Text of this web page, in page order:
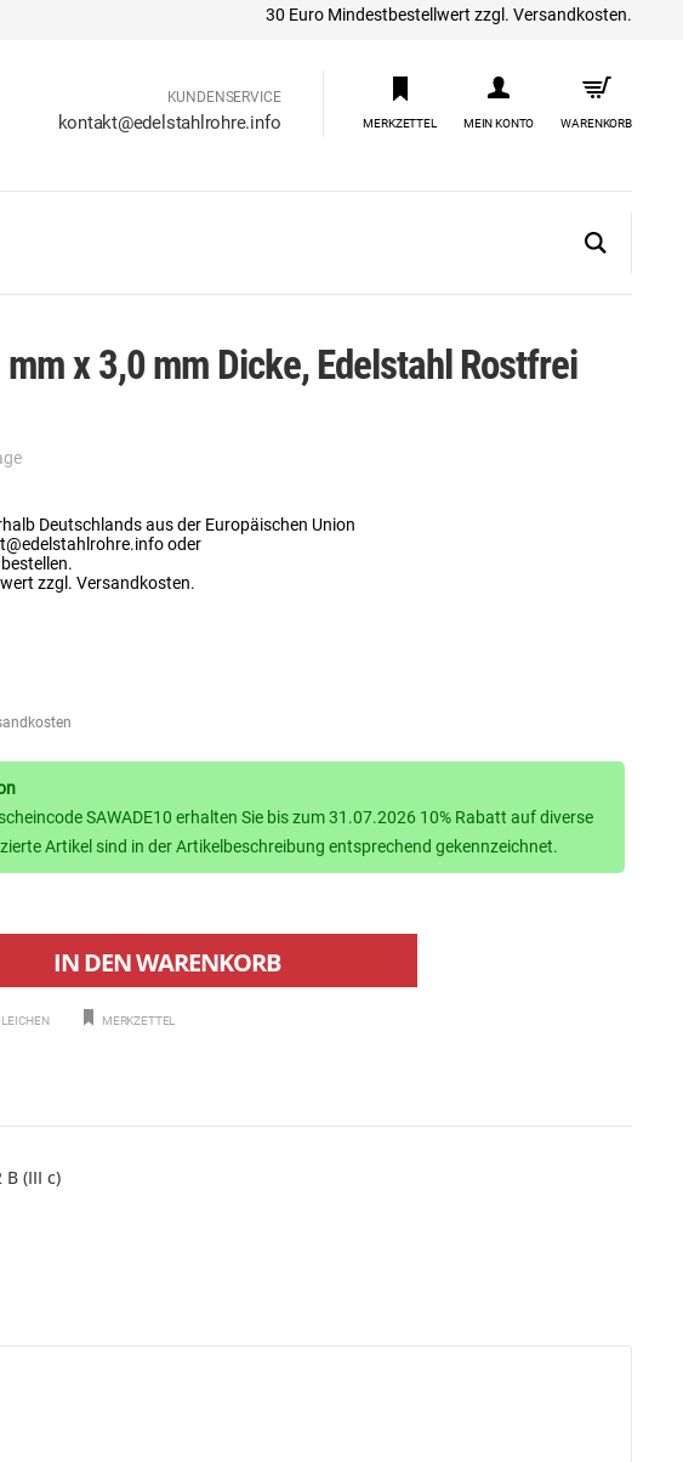
30 Euro Mindestbestellwert zzgl. Versandkosten.
KUNDENSERVICE
kontakt@edelstahlrohre.info MERKZETTEL MEIN KONTO WARENKORB
x 3,0 mm Dicke, Edelstahl Rostfrei
Deutschlands aus der Europäischen Union
oder
zzgl. Versandkosten.
SAWADE10 erhalten Sie bis zum 31.07.2026 10% Rabatt auf diverse
Artikel sind in der Artikelbeschreibung entsprechend gekennzeichnet.
IN DENWARENKORB
MERKZETTEL
(III c)